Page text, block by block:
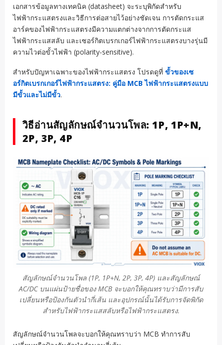
เอกสารข้อมูลทางเทคนิค (datasheet) จะระบุพิกัดสำหรับ
ไฟฟ้ากระแสตรงและวิธีการต่อสายไว้อย่างชัดเจน การตัดกระแส
อาร์คของไฟฟ้ากระแสตรงมีความแตกต่างจากการตัดกระแส
ไฟฟ้ากระแสสลับ และเซอร์กิตเบรกเกอร์ไฟฟ้ากระแสตรงบางรุ่นมี
ความไวต่อขั้วไฟฟ้า (polarity-sensitive).
สำหรับปัญหาเฉพาะของไฟฟ้ากระแสตรง โปรดดูที่ ขั้วของเซ
อร์กิตเบรกเกอร์ไฟฟ้ากระแสตรง: คู่มือ MCB ไฟฟ้ากระแสตรงแบบ
มีขั้วและไม่มีขั้ว.
วิธีอ่านสัญลักษณ์จำนวนโพล: 1P, 1P+N,
2P, 3P, 4P
สัญลักษณ์จำนวนโพล (1P, 1P+N, 2P, 3P, 4P) และสัญลักษณ์
AC/DC บนแผ่นป้ายชื่อของ MCB จะบอกให้คุณทราบว่ามีการสับ
เปลี่ยนหรือป้องกันตัวนำกี่เส้น และอุปกรณ์นั้นได้รับการจัดพิกัด
สำหรับไฟฟ้ากระแสสลับหรือไฟฟ้ากระแสตรง.
สัญลักษณ์จำนวนโพลจะบอกให้คุณทราบว่า MCB ทำการสับ